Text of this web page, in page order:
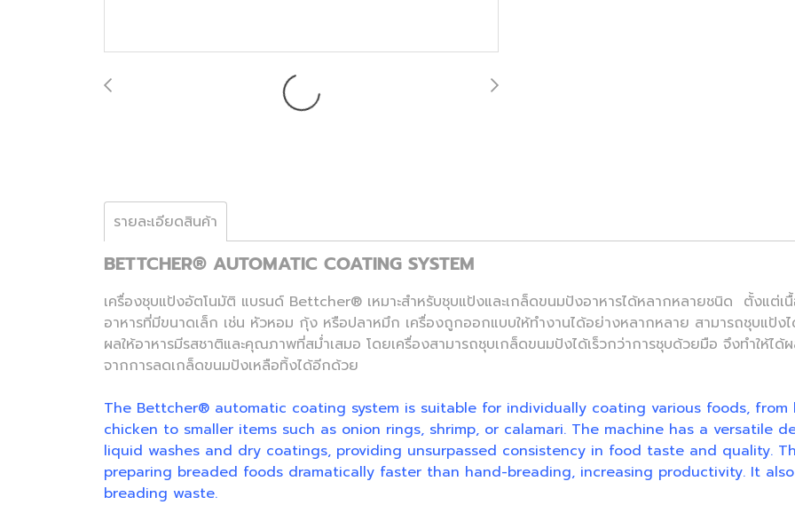
รายละเอียดสินค้า
BETTCHER® AUTOMATIC COATING SYSTEM
เครื่องชุบแป้งอัตโนมัติ แบรนด์ Bettcher® เหมาะสำหรับชุบแป้งและเกล็ดขนมปังอาหารได้หลากหลายชนิด ตั้งแต่เ
อาหารที่มีขนาดเล็ก เช่น หัวหอม กุ้ง หรือปลาหมึก เครื่องถูกออกแบบให้ทำงานได้อย่างหลากหลาย สามารถชุบแป้ง
ผลให้อาหารมีรสชาติและคุณภาพที่สม่ำเสมอ โดยเครื่องสามารถชุบเกล็ดขนมปังได้เร็วกว่าการชุบด้วยมือ จึงทำให้
จากการลดเกล็ดขนมปังเหลือทิ้งได้อีกด้วย
The Bettcher® automatic coating system is suitable for individually coating various foods,
chicken to smaller items such as onion rings, shrimp, or calamari. The machine has a versatile
liquid washes and dry coatings, providing unsurpassed consistency in food taste and quality.
preparing breaded foods dramatically faster than hand-breading, increasing productivity. It
breading waste.